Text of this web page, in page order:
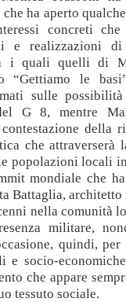
che ha aperto
concreti che
e realizzazioni di
i quali quelli di
“Gettiamo le
sulle
G 8, mentre
della
che attraverserà
popolazioni locali
mondiale che
Battaglia, architetto
nella comunità
militare,
quindi,
e socio-
che appare
tessuto sociale.